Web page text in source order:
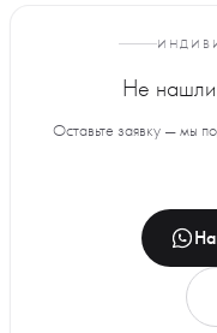
Не нашли
Оставьте заявку — мы